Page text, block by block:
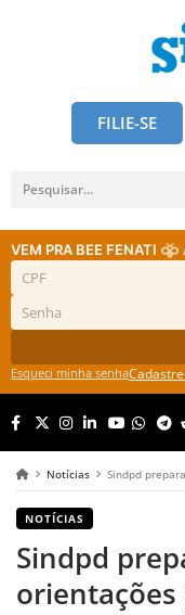
FILIE-SE
VEM PRA BEE FENATI
Esqueci minha senha
Notícias Sindpd
NOTÍCIAS
Sindpd
orientações